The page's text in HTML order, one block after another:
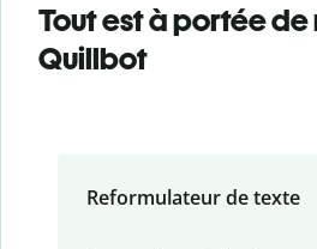
Tout est à portée
Quillbot
Reformulateur de texte